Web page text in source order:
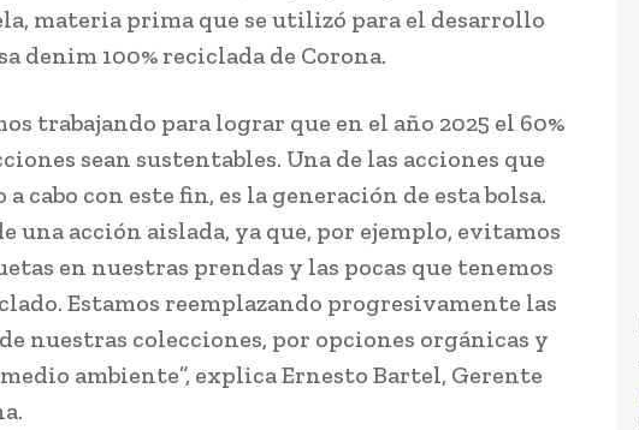
materia prima que se utilizó para el desarrollo
denim 100% reciclada de Corona.
trabajando para lograr que en el año 2025 el 60%
sean sustentables. Una de las acciones que
cabo con este fin, es la generación de esta bolsa.
una acción aislada, ya que, por ejemplo, evitamos
en nuestras prendas y las pocas que tenemos
Estamos reemplazando progresivamente las
nuestras colecciones, por opciones orgánicas y
ambiente”, explica Ernesto Bartel, Gerente